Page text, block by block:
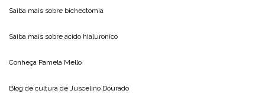
Saiba mais sobre bichectomia
Saiba mais sobre acido hialuronico
Conheça Pamela Mello
Blog de cultura de Juscelino Dourado